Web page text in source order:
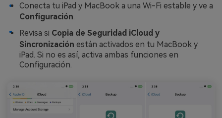
Conecta tu iPad y MacBook a una Wi-Fi estable y ve a
Configuración.
Revisa si Copia de Seguridad iCloud y
Sincronización están activados en tu MacBook y
iPad. Si no es así, activa ambas funciones en
Configuración.